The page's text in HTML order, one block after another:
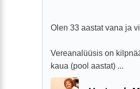
Olen 33 aastat vana ja
Vereanalüüsis on
kaua (pool aastat) ...